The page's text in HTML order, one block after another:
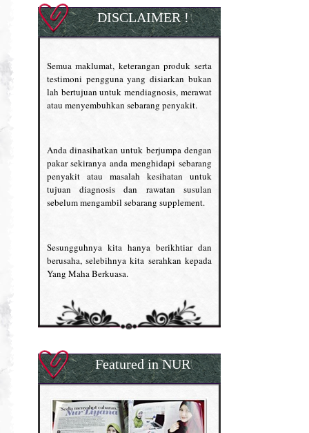
DISCLAIMER !
Semua maklumat, keterangan produk serta
testimoni pengguna yang disiarkan bukan
lah bertujuan untuk mendiagnosis, merawat
atau menyembuhkan sebarang penyakit.
Anda dinasihatkan untuk berjumpa dengan
pakar sekiranya anda menghidapi sebarang
penyakit atau masalah kesihatan untuk
tujuan diagnosis dan rawatan susulan
sebelum mengambil sebarang supplement.
Sesungguhnya kita hanya berikhtiar dan
berusaha, selebihnya kita serahkan kepada
Yang Maha Berkuasa.
Featured in NUR